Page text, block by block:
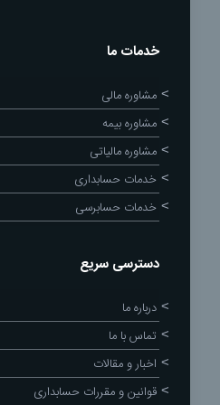
خدمات ما
مشاوره مالی
مشاوره بیمه
مشاوره مالیاتی
خدمات حسابداری
خدمات حسابرسی
دسترسی سریع
درباره ما
تماس با ما
اخبار و مقالات
قوانین و مقررات حسابداری